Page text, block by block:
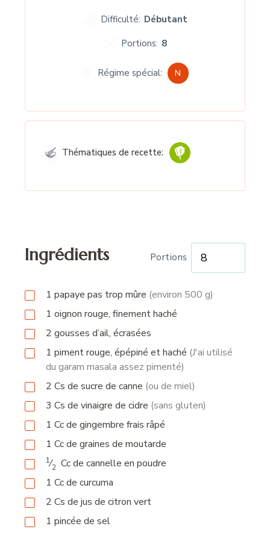
Difficulté: Débutant
Portions: 8
Régime spécial: N
Thématiques de recette:
Ingrédients Portions
1 papaye pas trop mûre (environ 500 g)
1 oignon rouge, finement haché
2 gousses d’ail, écrasées
1 piment rouge, épépiné et haché (J'ai utilisé
du garam masala assez pimenté)
2 Cs de sucre de canne (ou de miel)
3 Cs de vinaigre de cidre (sans gluten)
1 Ccde gingembre frais râpé
1 Ccde graines de moutarde
1⁄2 Ccde cannelle en poudre
1 Ccde curcuma
2 Cs de jus de citron vert
1 pincée de sel